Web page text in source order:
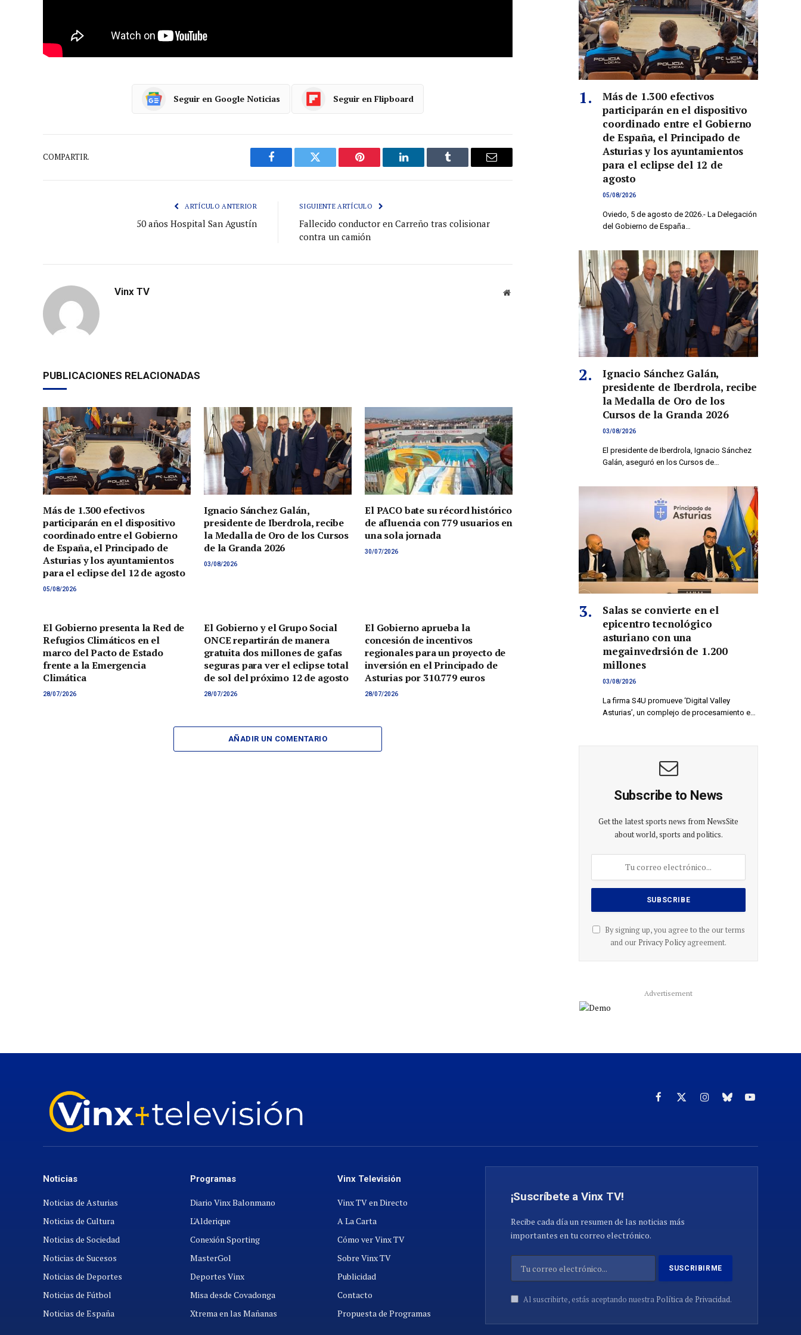
Seguir en Google Noticias Seguir en Flipboard
COMPARTIR.
Facebook Gorjeo Pinterest LinkedIn Tumblr
Correo
ARTÍCULO ANTERIOR
50 años Hospital San Agustín
SIGUIENTE ARTÍCULO
Fallecido conductor en Carreño tras colisionar
contra un camión
Vinx TV
Sitio
PUBLICACIONES RELACIONADAS
Más de 1.300 efectivos
participarán en el dispositivo
coordinado entre el Gobierno
de España, el Principado de
Asturias y los ayuntamientos
para el eclipse del 12 de agosto
05/08/2026
Ignacio Sánchez Galán,
presidente de Iberdrola, recibe
la Medalla de Oro de los Cursos
de la Granda 2026
03/08/2026
El PACO bate su récord histórico
de afluencia con 779 usuarios en
una sola jornada
30/07/2026
El Gobierno presenta la Red de
Refugios Climáticos en el
marco del Pacto de Estado
frente a la Emergencia
Climática
28/07/2026
El Gobierno y el Grupo Social
ONCE repartirán de manera
gratuita dos millones de gafas
seguras para ver el eclipse total
de sol del próximo 12 de agosto
28/07/2026
El Gobierno aprueba la
concesión de incentivos
regionales para un proyecto de
inversión en el Principado de
Asturias por 310.779 euros
28/07/2026
AÑADIR UN COMENTARIO
Más de 1.300 efectivos
participarán en el dispositivo
coordinado entre el Gobierno
de España, el Principado de
Asturias y los ayuntamientos
para el eclipse del 12 de
agosto
05/08/2026
Oviedo, 5 de agosto de 2026.- La Delegación
del Gobierno de España…
Ignacio Sánchez Galán,
presidente de Iberdrola, recibe
la Medalla de Oro de los
Cursos de la Granda 2026
03/08/2026
El presidente de Iberdrola, Ignacio Sánchez
Galán, aseguró en los Cursos de…
Salas se convierte en el
epicentro tecnológico
asturiano con una
megainvedrsión de 1.200
millones
03/08/2026
La firma S4U promueve ‘Digital Valley
Asturias’, un complejo de procesamiento e…
Subscribe to News
Get the latest sports news from NewsSite
about world, sports and politics.
By signing up, you agree to the our terms
and our Privacy Policyagreement.
Advertisement
Facebook
X
Instagram
Cielo YouTube
Noticias
Noticias de Asturias
Noticias de Cultura
Noticias de Sociedad
Noticias de Sucesos
Noticias de Deportes
Noticias de Fútbol
Noticias de España
Programas
Diario Vinx Balonmano
L'Alderique
Conexión Sporting
MasterGol
Deportes Vinx
Misa desde Covadonga
Xtrema en las Mañanas
Vinx Televisión
Vinx TV en Directo
A La Carta
Cómo ver Vinx TV
Sobre Vinx TV
Publicidad
Contacto
Propuesta de Programas
¡Suscríbete a Vinx TV!
Recibe cada día un resumen de las noticias más
importantes en tu correo electrónico.
Al suscribirte, estás aceptando nuestra Política de Privacidad.